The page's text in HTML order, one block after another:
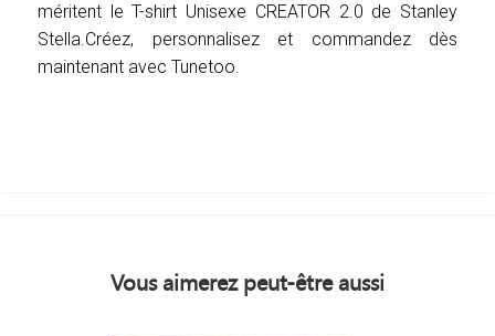
méritent le T-shirt Unisexe CREATOR 2.0 de Stanley
Stella.Créez, personnalisez et commandez dès
maintenant avec Tunetoo.
Vous aimerez peut-être aussi